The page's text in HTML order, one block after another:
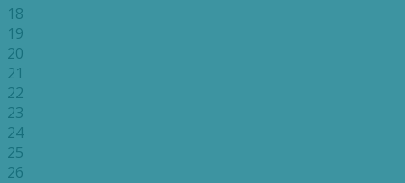
18
19
20
21
22
23
24
25
26